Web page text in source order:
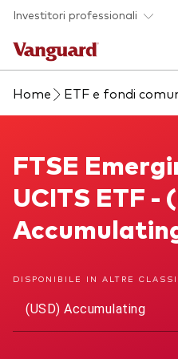
Skip to main content
Investitori professionali
Prodotti di
Visualizza i nostri
Cerca i nostri prodotti
Eventi ed
Back to main
La società
Chi siamo
Home ETF e fondi
FTSE Emerging Markets
FTSE
UCITS ETF -
DISPONIBILE IN ALTRE
(USD) Accumulating